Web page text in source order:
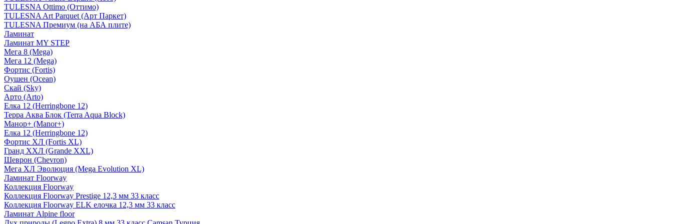
TULESNA Ottimo (Оттимо)
TULESNA Art Parquet (Арт Паркет)
TULESNA Премиум (на АБА плите)
Ламинат
Ламинат MY STEP
Мега 8 (Mega)
Мега 12 (Mega)
Фортис (Fortis)
Оушен (Ocean)
Скай (Sky)
Арто (Arto)
Елка 12 (Herringbone 12)
Терра Аква Блок (Terra Aqua Block)
Манор+ (Manor+)
Елка 12 (Herringbone 12)
Фортис ХЛ (Fortis XL)
Гранд ХХЛ (Grande XXL)
Шеврон (Chevron)
Мега ХЛ Эволюция (Mega Evolution XL)
Ламинат Floorway
Коллекция Floorway
Коллекция Floorway Prestige 12,3 мм 33 класс
Коллекция Floorway ELK елочка 12,3 мм 33 класс
Ламинат Alpine floor